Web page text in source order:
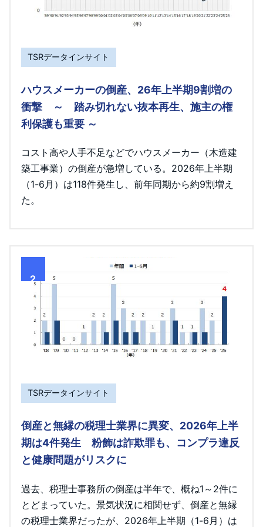
TSRデータインサイト
ハウスメーカーの倒産、26年上半期9割増の
衝撃 ～ 踏み切れない抜本再生、施主の権
利保護も重要 ～
コスト高や人手不足などでハウスメーカー（木造建
築工事業）の倒産が急増している。2026年上半期
（1-6月）は118件発生し、前年同期から約9割増え
た。
2
TSRデータインサイト
倒産と無縁の税理士業界に異変、2026年上半
期は4件発生 粉飾は詐欺罪も、コンプラ違反
と健康問題がリスクに
過去、税理士事務所の倒産は半年で、概ね1～2件に
とどまっていた。景気状況に相関せず、倒産と無縁
の税理士業界だったが、2026年上半期（1-6月）は